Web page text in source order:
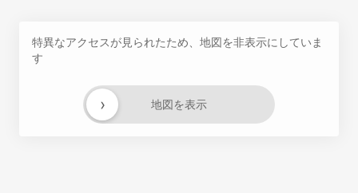
特異なアクセスが見られたため、地図を非表示にしていま
す
地図を表示
›